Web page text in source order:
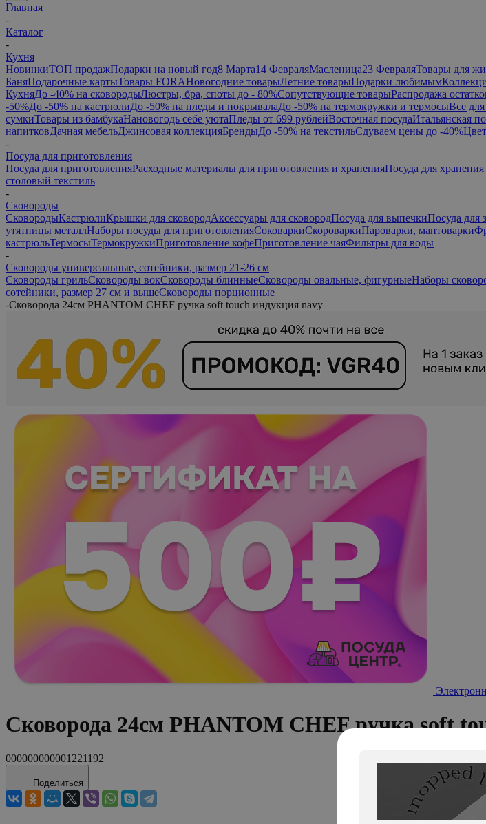
Главная
-
Каталог
-
Кухня
НовинкиТОП продажПодарки на новый год8 Марта14 ФевраляМасленица23 ФевраляТовары для
БаняПодарочные картыТовары FORAНовогодние товарыЛетние товарыПодарки любимым
КухняДо -40% на сковородыЛюстры, бра, споты до - 80%Сопутствующие товарыРаспродажа
-50%До -50% на кастрюлиДо -50% на пледы и покрывалаДо -50% на термокружки и термосыВсе
сумкиТовары из бамбукаНановогодь себе уютаПледы от 699 рублейВосточная посудаИтальянская
напитковДачная мебельДжинсовая коллекцияБрендыДо -50% на текстильСдуваем цены до -40%
-
Посуда для приготовления
Посуда для приготовленияРасходные материалы для приготовления и храненияПосуда для
столовый текстиль
-
Сковороды
СковородыКастрюлиКрышки для сковородАксессуары для сковородПосуда для выпечкиПосуда для
утятницы металлНаборы посуды для приготовленияСоковаркиСкороваркиПароварки, мантоварки
кастрюльТермосыТермокружкиПриготовление кофеПриготовление чаяФильтры для воды
-
Сковороды универсальные, сотейники, размер 21-26 см
Сковороды грильСковороды вокСковороды блинныеСковороды овальные, фигурныеНаборы
сотейники, размер 27 см и вышеСковороды порционные
-Сковорода 24см PHANTOM CHEF ручка soft touch индукция navy
Сковорода 24см PHANTOM CHEF ручка soft
000000000001221192
Поделиться